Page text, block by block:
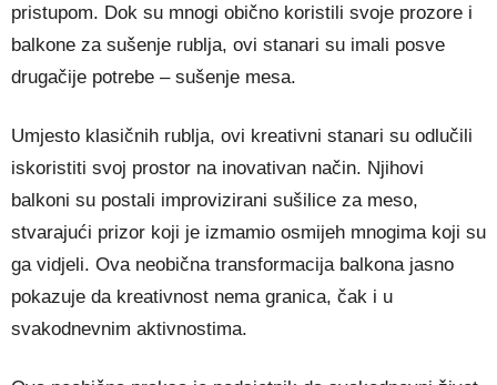
pristupom. Dok su mnogi obično koristili svoje prozore i
balkone za sušenje rublja, ovi stanari su imali posve
drugačije potrebe – sušenje mesa.
Umjesto klasičnih rublja, ovi kreativni stanari su odlučili
iskoristiti svoj prostor na inovativan način. Njihovi
balkoni su postali improvizirani sušilice za meso,
stvarajući prizor koji je izmamio osmijeh mnogima koji su
ga vidjeli. Ova neobična transformacija balkona jasno
pokazuje da kreativnost nema granica, čak i u
svakodnevnim aktivnostima.